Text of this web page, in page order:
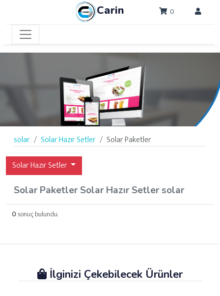
Carin 0
solar Solar Hazır Setler
Solar Paketler
Solar Hazır Setler
Solar Paketler Solar Hazır Setler solar
0sonuç bulundu.
İlginizi Çekebilecek Ürünler